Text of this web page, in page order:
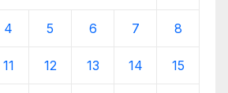
4 5 6 7 8
11 12 13 14 15